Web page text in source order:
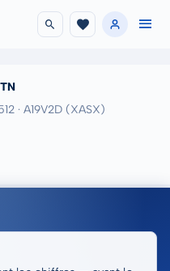
· A19V2D (XASX)